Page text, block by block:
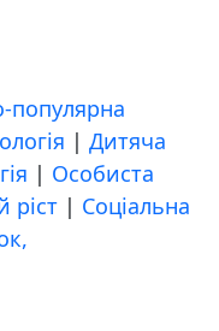
популярна
| Дитяча
| Особиста
ріст | Соціальна